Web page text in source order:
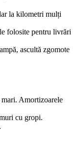
la kilometri mulți
folosite pentru livrări
ascultă zgomote
mari. Amortizoarele
cu gropi.